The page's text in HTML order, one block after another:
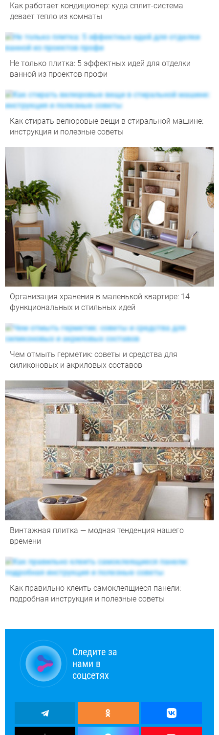
Как работает кондиционер: куда сплит-система
девает тепло из комнаты
Не только плитка: 5 эффектных идей для отделки
ванной из проектов профи
Как стирать велюровые вещи в стиральной машине:
инструкция и полезные советы
Организация хранения в маленькой квартире: 14
функциональных и стильных идей
Чем отмыть герметик: советы и средства для
силиконовых и акриловых составов
Винтажная плитка — модная тенденция нашего
времени
Как правильно клеить самоклеящиеся панели:
подробная инструкция и полезные советы
Следите за
нами в
соцсетях